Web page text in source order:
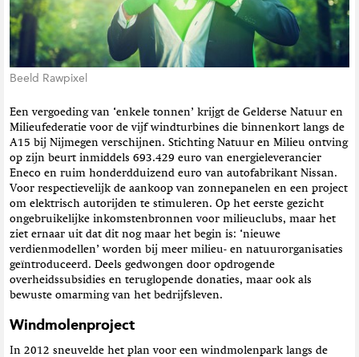
Beeld Rawpixel
Een vergoeding van ‘enkele tonnen’ krijgt de Gelderse Natuur en
Milieufederatie voor de vijf windturbines die binnenkort langs de
A15 bij Nijmegen verschijnen. Stichting Natuur en Milieu ontving
op zijn beurt inmiddels 693.429 euro van energieleverancier
Eneco en ruim honderdduizend euro van autofabrikant Nissan.
Voor respectievelijk de aankoop van zonnepanelen en een project
om elektrisch autorijden te stimuleren. Op het eerste gezicht
ongebruikelijke inkomstenbronnen voor milieuclubs, maar het
ziet ernaar uit dat dit nog maar het begin is: ‘nieuwe
verdienmodellen’ worden bij meer milieu- en natuurorganisaties
geïntroduceerd. Deels gedwongen door opdrogende
overheidssubsidies en teruglopende donaties, maar ook als
bewuste omarming van het bedrijfsleven.
Windmolenproject
In 2012 sneuvelde het plan voor een windmolenpark langs de